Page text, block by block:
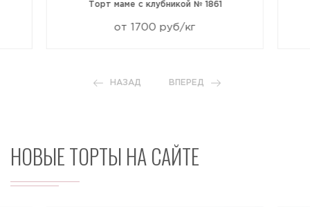
Торт маме с клубникой № 1861
от 1700 руб/кг
НАЗАД ВПЕРЕД
НОВЫЕ ТОРТЫ НА САЙТЕ